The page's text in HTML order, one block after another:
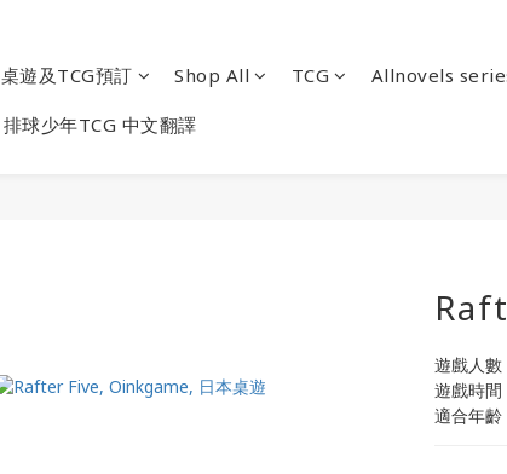
桌遊及TCG預訂 Shop All TCG Allnovels
排球少年TCG 中文翻譯
遊戲人數
遊戲時
適合年齡